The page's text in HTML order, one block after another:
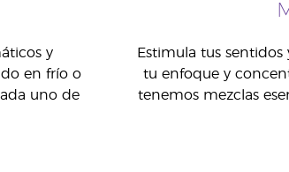
y
en frío o
uno de
Estimula tus
tu enfoque y
tenemos mezclas